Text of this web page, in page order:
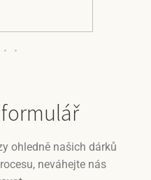
ohledně našich dárků
neváhejte nás